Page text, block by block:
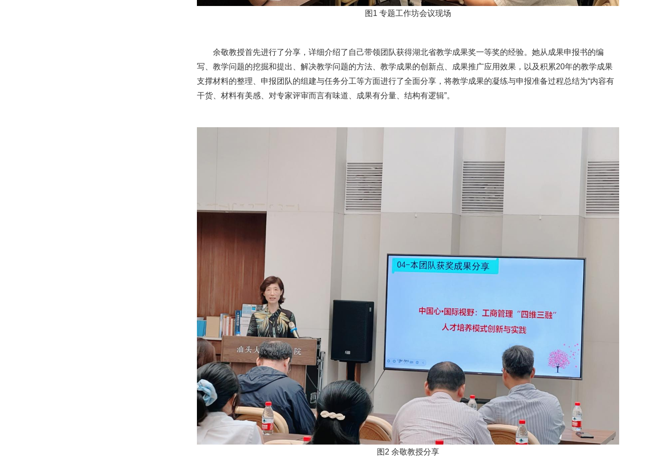
图1 专题工作坊会议现场
余敬教授首先进行了分享，详细介绍了自己带领团队获得湖北省教学成果奖一等奖的经验。她从成果申报书的编
写、教学问题的挖掘和提出、解决教学问题的方法、教学成果的创新点、成果推广应用效果，以及积累20年的教学成果
支撑材料的整理、申报团队的组建与任务分工等方面进行了全面分享，将教学成果的凝练与申报准备过程总结为“内容有
干货、材料有美感、对专家评审而言有味道、成果有分量、结构有逻辑”。
图2 余敬教授分享